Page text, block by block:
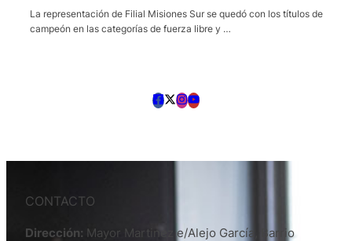
La representación de Filial Misiones Sur se quedó con los títulos de
campeón en las categorías de fuerza libre y …
CONTACTO
Dirección: Mayor Martinez e/Alejo García, Barrio